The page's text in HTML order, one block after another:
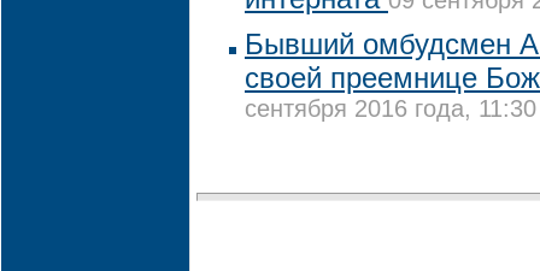
Бывший омбудсмен
своей преемнице
сентября 2016 года, 11:30